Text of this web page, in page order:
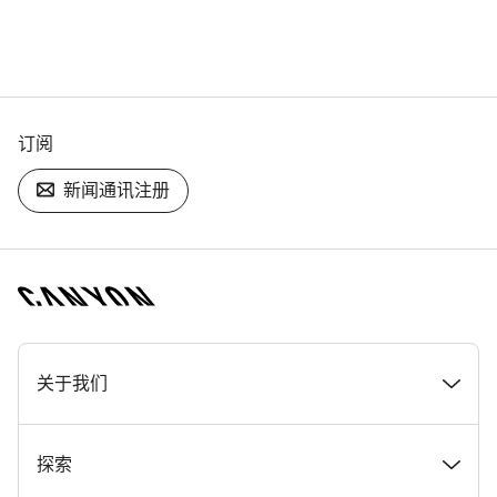
订阅
新闻通讯注册
[footer.linksList.title]
关于我们
奖项
探索